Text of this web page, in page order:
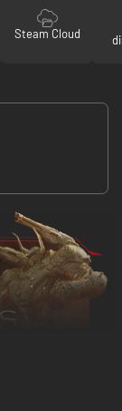
Steam Cloud